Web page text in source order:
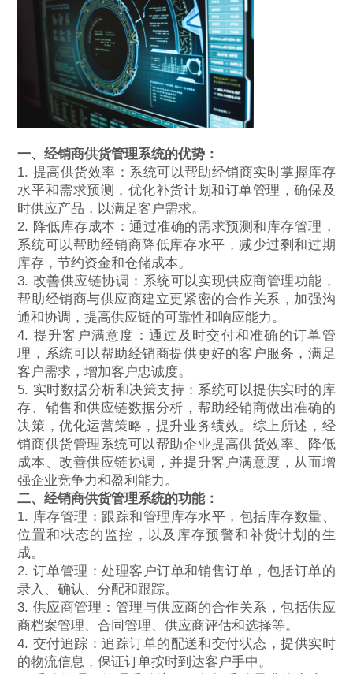
一、经销商供货管理系统的优势：
1. 提高供货效率：系统可以帮助经销商实时掌握库存
水平和需求预测，优化补货计划和订单管理，确保及
时供应产品，以满足客户需求。
2. 降低库存成本：通过准确的需求预测和库存管理，
系统可以帮助经销商降低库存水平，减少过剩和过期
库存，节约资金和仓储成本。
3. 改善供应链协调：系统可以实现供应商管理功能，
帮助经销商与供应商建立更紧密的合作关系，加强沟
通和协调，提高供应链的可靠性和响应能力。
4. 提升客户满意度：通过及时交付和准确的订单管
理，系统可以帮助经销商提供更好的客户服务，满足
客户需求，增加客户忠诚度。
5. 实时数据分析和决策支持：系统可以提供实时的库
存、销售和供应链数据分析，帮助经销商做出准确的
决策，优化运营策略，提升业务绩效。综上所述，经
销商供货管理系统可以帮助企业提高供货效率、降低
成本、改善供应链协调，并提升客户满意度，从而增
强企业竞争力和盈利能力。
二、经销商供货管理系统的功能：
1. 库存管理：跟踪和管理库存水平，包括库存数量、
位置和状态的监控，以及库存预警和补货计划的生
成。
2. 订单管理：处理客户订单和销售订单，包括订单的
录入、确认、分配和跟踪。
3. 供应商管理：管理与供应商的合作关系，包括供应
商档案管理、合同管理、供应商评估和选择等。
4. 交付追踪：追踪订单的配送和交付状态，提供实时
的物流信息，保证订单按时到达客户手中。